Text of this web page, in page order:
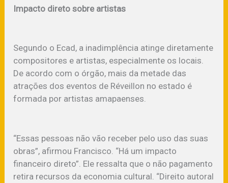
Impacto direto sobre artistas
Segundo o Ecad, a inadimplência atinge diretamente
compositores e artistas, especialmente os locais.
De acordo com o órgão, mais da metade das
atrações dos eventos de Réveillon no estado é
formada por artistas amapaenses.
“Essas pessoas não vão receber pelo uso das suas
obras”, afirmou Francisco. “Há um impacto
financeiro direto”. Ele ressalta que o não pagamento
retira recursos da economia cultural. “Direito autoral